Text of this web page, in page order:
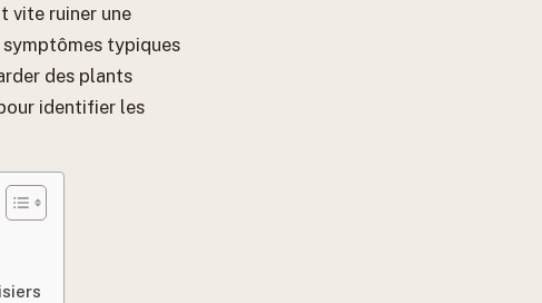
vite ruiner une
symptômes typiques
des plants
identifier les